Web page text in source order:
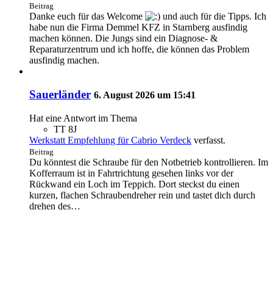
Beitrag
Danke euch für das Welcome
und auch für die Tipps. Ich
habe nun die Firma Demmel KFZ in Starnberg ausfindig
machen können. Die Jungs sind ein Diagnose- &
Reparaturzentrum und ich hoffe, die können das Problem
ausfindig machen.
Sauerländer 6. August 2026 um 15:41
Hat eine Antwort im Thema
TT 8J
Werkstatt Empfehlung für Cabrio Verdeck verfasst.
Beitrag
Du könntest die Schraube für den Notbetrieb kontrollieren. Im
Kofferraum ist in Fahrtrichtung gesehen links vor der
Rückwand ein Loch im Teppich. Dort steckst du einen
kurzen, flachen Schraubendreher rein und tastet dich durch
drehen des…